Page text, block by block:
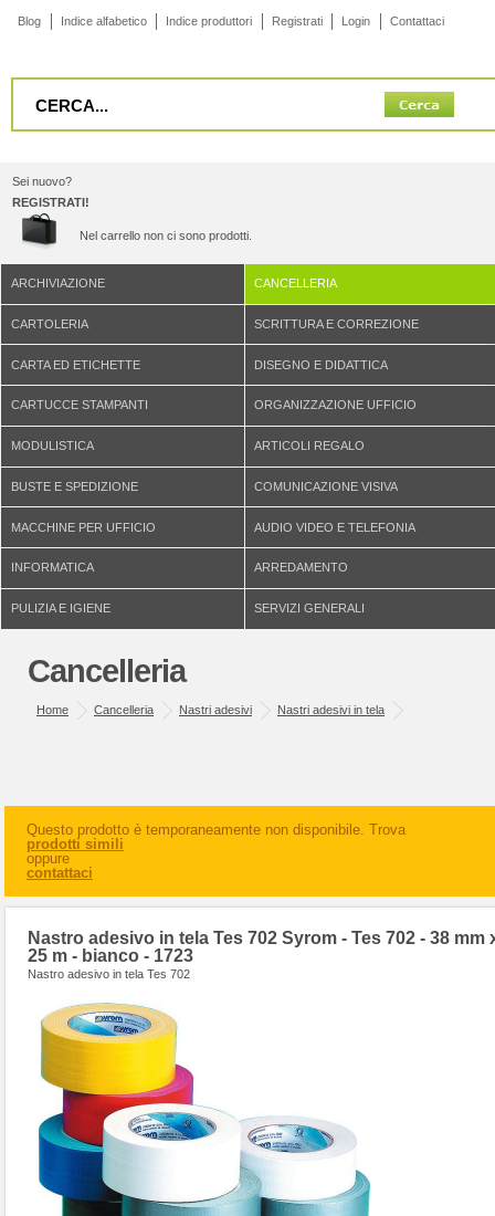
Blog Indice alfabetico Indice produttori Registrati Login Contattaci
Sei nuovo?
REGISTRATI!
Nel carrello non ci sono prodotti.
ARCHIVIAZIONE CANCELLERIA
CARTOLERIA SCRITTURA E CORREZIONE
CARTA ED ETICHETTE DISEGNO E DIDATTICA
CARTUCCE STAMPANTI ORGANIZZAZIONE UFFICIO
MODULISTICA ARTICOLI REGALO
BUSTE E SPEDIZIONE COMUNICAZIONE VISIVA
MACCHINE PER UFFICIO AUDIO VIDEO E TELEFONIA
INFORMATICA ARREDAMENTO
PULIZIA E IGIENE SERVIZI GENERALI
Cancelleria
Home Cancelleria Nastri adesivi Nastri adesivi in tela
Questo prodotto è temporaneamente non disponibile. Trova
prodotti simili
oppure
contattaci
Nastro adesivo in tela Tes 702 Syrom - Tes 702 - 38 mm
25 m - bianco - 1723
Nastro adesivo in tela Tes 702